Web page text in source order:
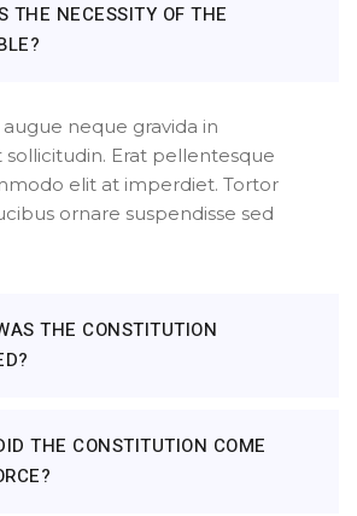
THE NECESSITY OF THE
neque gravida in
Erat pellentesque
elit at imperdiet. Tortor
ornare suspendisse sed
THE CONSTITUTION
THE CONSTITUTION COME